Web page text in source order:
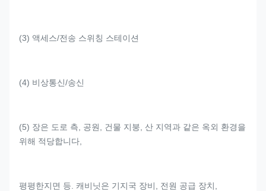
(3) 액세스/전송 스위칭 스테이션
(4) 비상통신/송신
(5) 장은 도로 측, 공원, 건물 지붕, 산 지역과 같은 옥외 환경을
위해 적당합니다,
평평한지면 등. 캐비닛은 기지국 장비, 전원 공급 장치,